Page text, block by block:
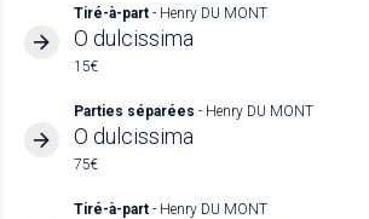
Tiré-à-part - Henry DU MONT
O dulcissima
15€
Parties séparées - Henry DU MONT
O dulcissima
75€
Tiré-à-part - Henry DU MONT